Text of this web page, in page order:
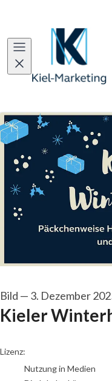
Bild — 3. Dezember
Kieler
go to media item
Lizenz:
Nutzung in Medien